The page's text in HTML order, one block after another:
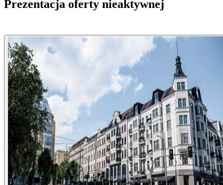
Prezentacja oferty nieaktywnej